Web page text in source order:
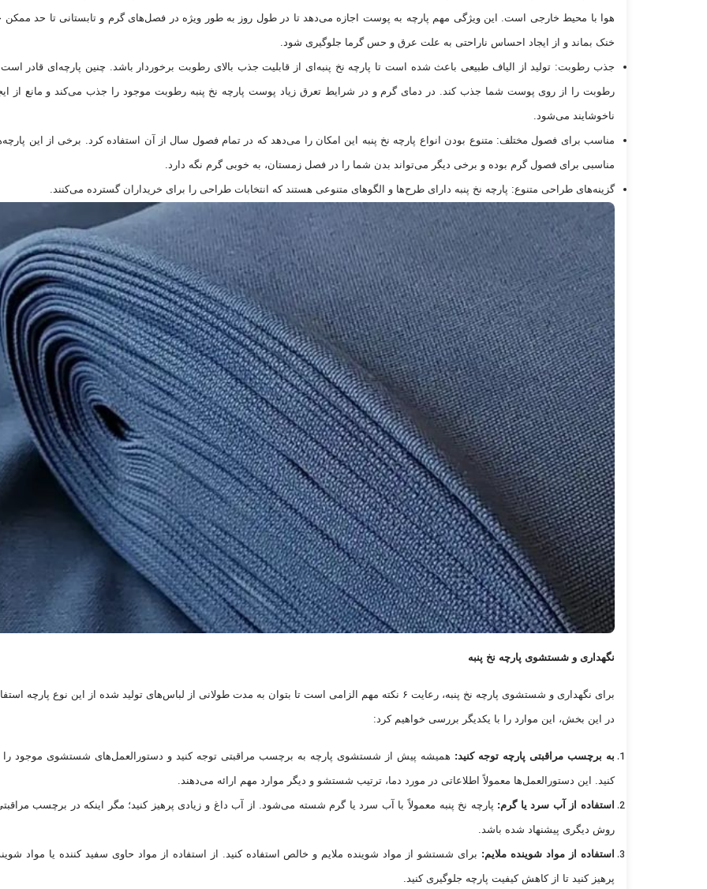
هوا با محیط خارجی است. این ویژگی مهم پارچه به پوست اجازه می‌دهد تا در طول روز به طور ویژه در فصل‌های گرم و تابستانی تا حد
خنک بماند و از ایجاد احساس ناراحتی به علت عرق و حس گرما جلوگیری شود.
جذب رطوبت: تولید از الیاف طبیعی باعث شده است تا پارچه نخ پنبه‌ای از قابلیت جذب بالای رطوبت برخوردار باشد. چنین پارچه‌ای قادر
رطوبت را از روی پوست شما جذب کند. در دمای گرم و در شرایط تعرق زیاد پوست پارچه نخ پنبه رطوبت موجود را جذب می‌کند و مانع از
ناخوشایند می‌شود.
مناسب برای فصول مختلف: متنوع بودن انواع پارچه نخ پنبه این امکان را می‌دهد که در تمام فصول سال از آن استفاده کرد. برخی از این
مناسبی برای فصول گرم بوده و برخی دیگر می‌تواند بدن شما را در فصل زمستان، به خوبی گرم نگه دارد.
گزینه‌های طراحی متنوع: پارچه نخ پنبه دارای طرح‌ها و الگو‌های متنوعی هستند که انتخابات طراحی را برای خریداران گسترده می‌کنند.
نگهداری و شستشوی پارچه نخ پنبه
برای نگهداری و شستشوی پارچه نخ پنبه، رعایت ۶ نکته مهم الزامی است تا بتوان به مدت طولانی از لباس‌های تولید شده از این نوع پارچه
در این بخش، این موارد را با یکدیگر بررسی خواهیم کرد:
به برچسب مراقبتی پارچه توجه کنید: همیشه پیش از شستشوی پارچه به برچسب مراقبتی توجه کنید و دستورالعمل‌های شستشوی موجود را
کنید. این دستورالعمل‌ها معمولاً اطلاعاتی در مورد دما، ترتیب شستشو و دیگر موارد مهم ارائه می‌دهند.
استفاده از آب سرد یا گرم: پارچه نخ پنبه معمولاً با آب سرد یا گرم شسته می‌شود. از آب داغ و زیادی پرهیز کنید؛ مگر اینکه در برچسب
روش دیگری پیشنهاد شده باشد.
استفاده از مواد شوینده ملایم: برای شستشو از مواد شوینده ملایم و خالص استفاده کنید. از استفاده از مواد حاوی سفید کننده یا مواد
پرهیز کنید تا از کاهش کیفیت پارچه جلوگیری کنید.